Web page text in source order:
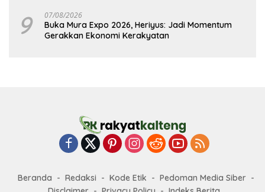
9 07/08/2026
Buka Mura Expo 2026, Heriyus: Jadi Momentum
Gerakkan Ekonomi Kerakyatan
Beranda Redaksi Kode Etik
Pedoman Media Siber